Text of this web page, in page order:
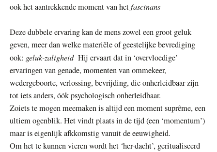
ook het aantrekkende moment van hetfascinans
Deze dubbele ervaring kan de mens zowel een groot geluk
geven, meer dan welke materiële of geestelijke bevrediging
ook: geluk-zaligheid Hij ervaart dat in ‘overvloedige’
ervaringen van genade, momenten van ommekeer,
wedergeboorte, verlossing, bevrijding, die onherleidbaar zijn
tot iets anders, óók psychologisch onherleidbaar.
Zoiets te mogen meemaken is altijd een moment suprême, een
ultiem ogenblik. Het vindt plaats in de tijd (een ‘momentum’)
maar is eigenlijk afkkomstig vanuit de eeuwigheid.
Om het te kunnen vieren wordt het ‘her-dacht’, geritualiseerd